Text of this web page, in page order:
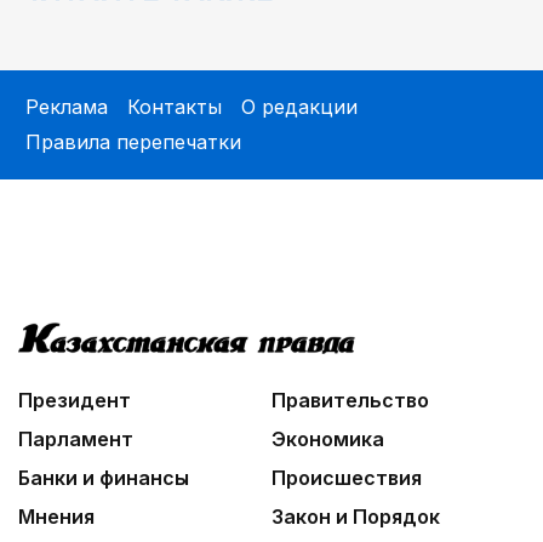
Реклама Контакты
О редакции
Правила перепечатки
Президент
Правительство
Парламент
Экономика
Банки и финансы
Происшествия
Мнения
Закон и Порядок